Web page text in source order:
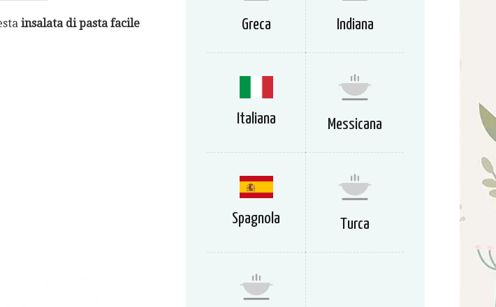
insalata di pasta facile
Greca Indiana
Italiana Messicana
Spagnola Turca